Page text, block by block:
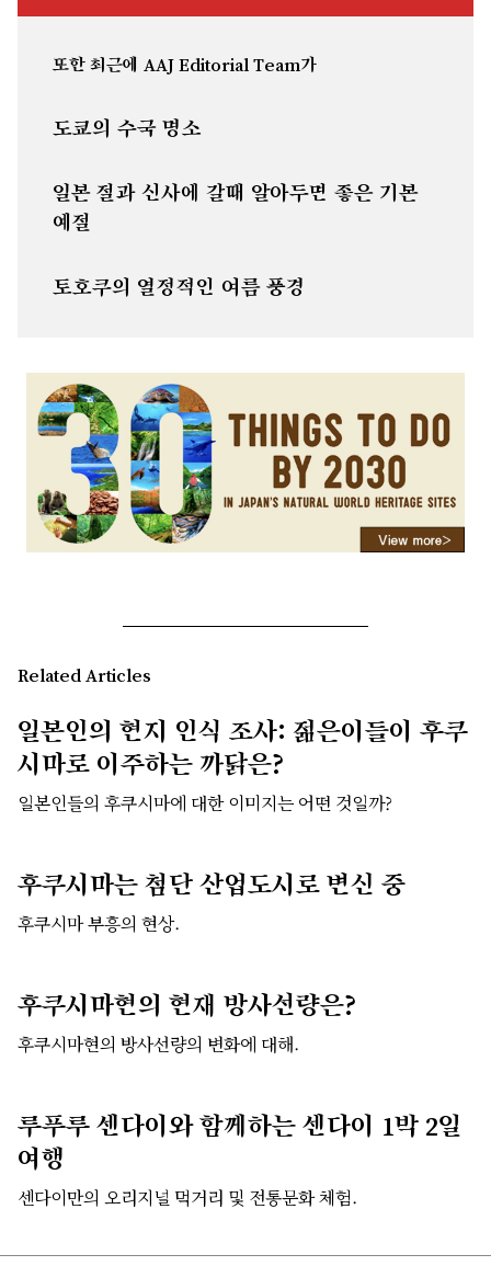
또한 최근에 AAJ Editorial Team가
도쿄의 수국 명소
일본 절과 신사에 갈때 알아두면 좋은 기본
예절
토호쿠의 열정적인 여름 풍경
Related Articles
일본인의 현지 인식 조사: 젊은이들이 후쿠
시마로 이주하는 까닭은?
일본인들의 후쿠시마에 대한 이미지는 어떤 것일까?
후쿠시마는 첨단 산업도시로 변신 중
후쿠시마 부흥의 현상.
후쿠시마현의 현재 방사선량은?
후쿠시마현의 방사선량의 변화에 대해.
루푸루 센다이와 함께하는 센다이 1박 2일
여행
센다이만의 오리지널 먹거리 및 전통문화 체험.